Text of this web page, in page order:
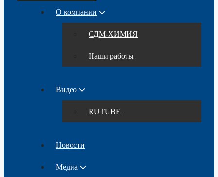
О компании
СДМ-ХИМИЯ
Наши работы
Видео
RUTUBE
Новости
Медиа